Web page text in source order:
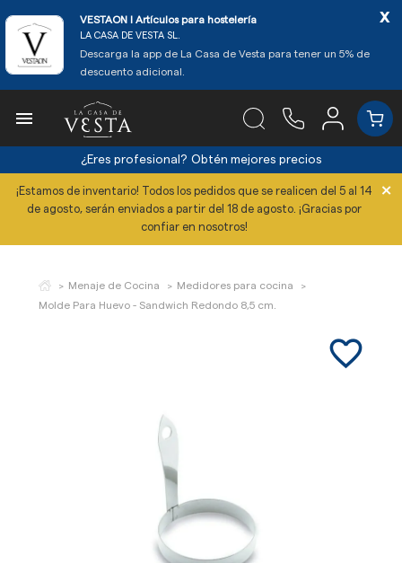
VESTAON l Artículos para hostelería
LA CASA DE VESTA SL.
Descarga la app de La Casa de Vesta para tener un 5% de
descuento adicional.
x

¿Eres profesional? Obtén mejores precios
¡Estamos de inventario! Todos los pedidos que se realicen del 5 al 14
de agosto, serán enviados a partir del 18 de agosto. ¡Gracias por
confiar en nosotros!
×
Menaje de Cocina
Medidores para cocina
Molde Para Huevo - Sandwich Redondo 8,5 cm.
favorite_border